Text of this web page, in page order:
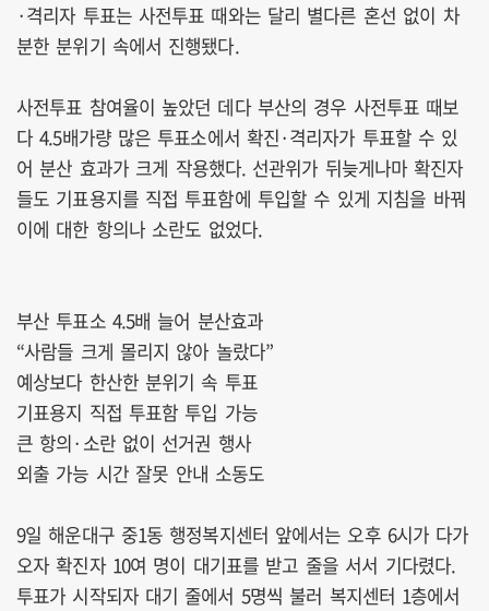
·격리자 투표는 사전투표 때와는 달리 별다른 혼선 없이 차
분한 분위기 속에서 진행됐다.
사전투표 참여율이 높았던 데다 부산의 경우 사전투표 때보
다 4.5배가량 많은 투표소에서 확진·격리자가 투표할 수 있
어 분산 효과가 크게 작용했다. 선관위가 뒤늦게나마 확진자
들도 기표용지를 직접 투표함에 투입할 수 있게 지침을 바꿔
이에 대한 항의나 소란도 없었다.
부산 투표소 4.5배 늘어 분산효과
“사람들 크게 몰리지 않아 놀랐다”
예상보다 한산한 분위기 속 투표
기표용지 직접 투표함 투입 가능
큰 항의·소란 없이 선거권 행사
외출 가능 시간 잘못 안내 소동도
9일 해운대구 중1동 행정복지센터 앞에서는 오후 6시가 다가
오자 확진자 10여 명이 대기표를 받고 줄을 서서 기다렸다.
투표가 시작되자 대기 줄에서 5명씩 불러 복지센터 1층에서